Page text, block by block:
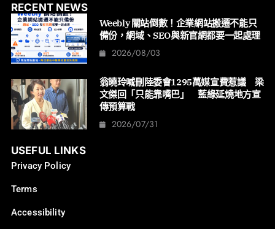
RECENT NEWS
Weebly 關站倒數！企業網站搬遷不能只
備份，網域、SEO與新官網都要一起處理
2026/08/03
翁曉玲喊刪陸委會1295萬媒宣費惹議 梁
文傑回「只能靠嘴巴」 藍綠延燒地方宣
傳預算戰
2026/07/31
USEFUL LINKS
Privacy Policy
Terms
Accessibility